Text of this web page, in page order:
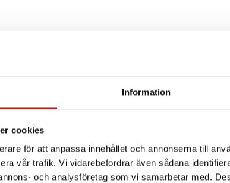
Information
cookies
för att anpassa innehållet och annonserna till
vår trafik. Vi vidarebefordrar även sådana
och analysföretag som vi samarbetar med.